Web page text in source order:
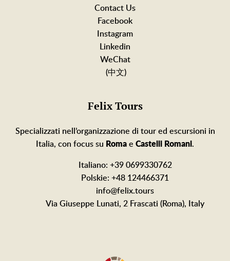
Contact Us
Facebook
Instagram
Linkedin
WeChat
(中文)
Felix Tours
Specializzati nell’organizzazione di tour ed escursioni in
Italia, con focus su Roma e Castelli Romani.
Italiano: +39 0699330762
Polskie: +48 124466371
info@felix.tours
Via Giuseppe Lunati, 2 Frascati (Roma), Italy